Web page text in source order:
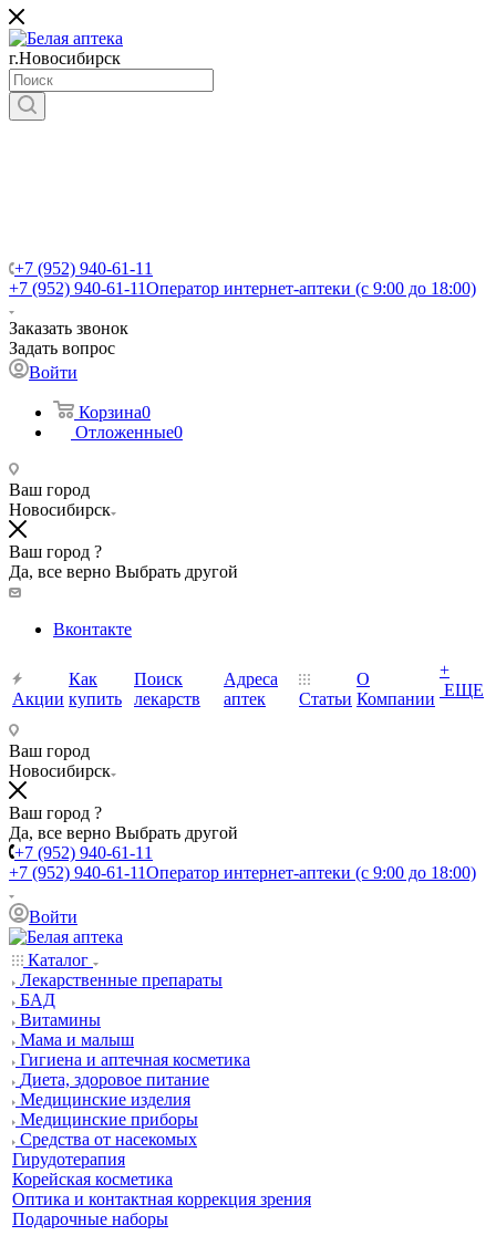
г.Новосибирск
+7 (952) 940-61-11
+7 (952) 940-61-11Оператор интернет-аптеки (с 9:00 до 18:00)
Заказать звонок
Задать вопрос
Войти
Корзина0
Отложенные0
Ваш город
Новосибирск
Ваш город ?
Да, все верно Выбрать другой
Вконтакте
Акции
Как
купить
Поиск
лекарств
Адреса
аптек
Статьи
О
Компании
+
ЕЩЕ
Ваш город
Новосибирск
Ваш город ?
Да, все верно Выбрать другой
+7 (952) 940-61-11
+7 (952) 940-61-11Оператор интернет-аптеки (с 9:00 до 18:00)
Войти
Каталог
Лекарственные препараты
БАД
Витамины
Мама и малыш
Гигиена и аптечная косметика
Диета, здоровое питание
Медицинские изделия
Медицинские приборы
Средства от насекомых
Гирудотерапия
Корейская косметика
Оптика и контактная коррекция зрения
Подарочные наборы